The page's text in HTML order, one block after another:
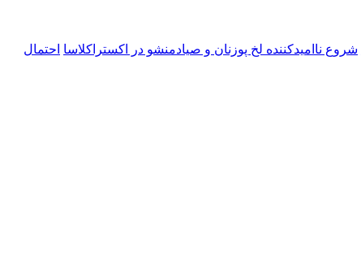
شروع ناامیدکننده لخ پوزنان و صیادمنشو در اکستراکلاسا احتمال